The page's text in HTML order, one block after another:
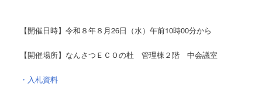
【開催日時】令和８年８月26日（水）午前10時00分から
【開催場所】なんさつＥＣＯの杜 管理棟２階 中会議室
・入札資料